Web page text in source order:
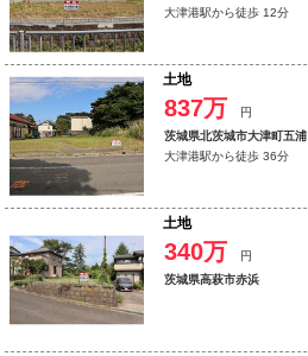
大津港駅から徒歩 12分
土地
837万
円
茨城県北茨城市大津町五浦
大津港駅から徒歩 36分
土地
340万
円
茨城県高萩市赤浜